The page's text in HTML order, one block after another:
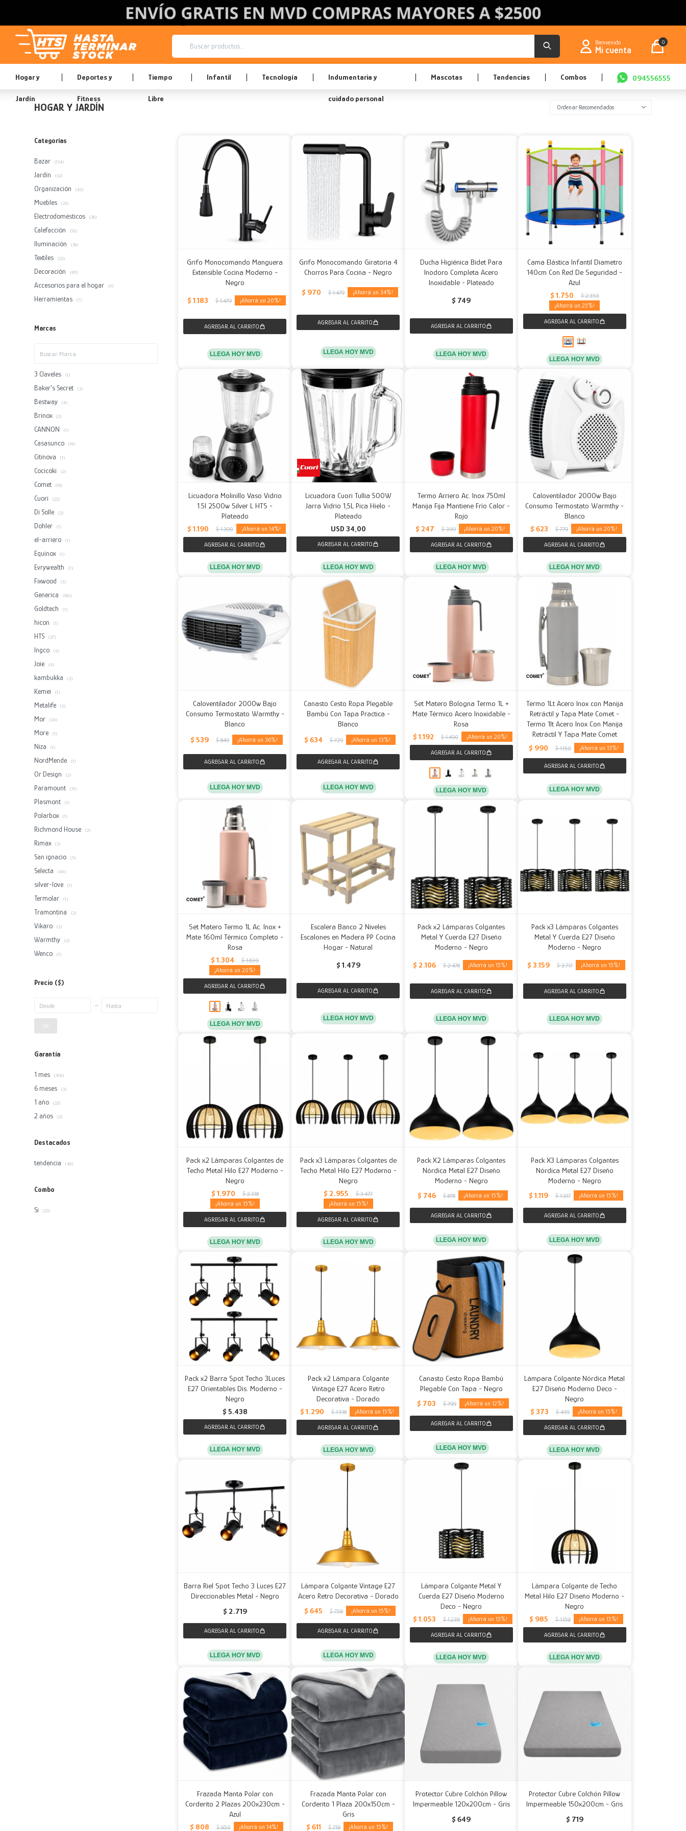
Hogar y
Jardín
Deportes y
Fitness
Tiempo
Libre
Infantil Tecnología Indumentaria y
cuidado personal
Mascotas Tendencias Combos 094556555
0
HOGAR Y JARDÍN Recomendados
Grifo Monocomando Manguera
Extensible Cocina Moderno -
Negro
$ 1.183 $ 1.479 20
LLEGA HOY MVD
Grifo Monocomando Giratoria 4
Chorros Para Cocina - Negro
$ 970 $ 1.479 34
LLEGA HOY MVD
Ducha Higiénica Bidet Para
Inodoro Completa Acero
Inoxidable - Plateado
$ 749
LLEGA HOY MVD
Cama Elástica Infantil Diametro
140cm Con Red De Seguridad -
Azul
$ 1.750 $ 2.350
25
LLEGA HOY MVD
Licuadora Molinillo Vaso Vidrio
1.5l 2500w Silver L HTS -
Plateado
$ 1.190 $ 1.390 14
LLEGA HOY MVD
Licuadora Cuori Tullia 500W
Jarra Vidrio 1,5L Pica Hielo -
Plateado
USD 34,00
LLEGA HOY MVD
Termo Arriero Ac. Inox 750ml
Manija Fija Mantiene Frío Calor -
Rojo
$ 247 $ 309 20
LLEGA HOY MVD
Caloventilador 2000w Bajo
Consumo Termostato Warmthy -
Blanco
$ 623 $ 779 20
LLEGA HOY MVD
Caloventilador 2000w Bajo
Consumo Termostato Warmthy -
Blanco
$ 539 $ 849 36
LLEGA HOY MVD
Canasto Cesto Ropa Plegable
Bambú Con Tapa Practica -
Blanco
$ 634 $ 729 13
LLEGA HOY MVD
Set Matero Bologna Termo 1L +
Mate Térmico Acero Inoxidable -
Rosa
$ 1.192 $ 1.490 20
LLEGA HOY MVD
Termo 1Lt Acero Inox con Manija
Retráctil y Tapa Mate Comet -
Termo 1lt Acero Inox Con Manija
Retráctil Y Tapa Mate Comet
$ 990 $ 1.150 13
LLEGA HOY MVD
Set Matero Termo 1L Ac. Inox +
Mate 160ml Térmico Completo -
Rosa
$ 1.304 $ 1.630
20
LLEGA HOY MVD
Escalera Banco 2 Niveles
Escalones en Madera PP Cocina
Hogar - Natural
$ 1.479
LLEGA HOY MVD
Pack x2 Lámparas Colgantes
Metal Y Cuerda E27 Diseño
Moderno - Negro
$ 2.106 $ 2.478 15
LLEGA HOY MVD
Pack x3 Lámparas Colgantes
Metal Y Cuerda E27 Diseño
Moderno - Negro
$ 3.159 $ 3.717 15
LLEGA HOY MVD
Pack x2 Lámparas Colgantes de
Techo Metal Hilo E27 Moderno -
Negro
$ 1.970 $ 2.318
15
LLEGA HOY MVD
Pack x3 Lámparas Colgantes de
Techo Metal Hilo E27 Moderno -
Negro
$ 2.955 $ 3.477
15
LLEGA HOY MVD
Pack X2 Lámparas Colgantes
Nórdica Metal E27 Diseño
Moderno - Negro
$ 746 $ 878 15
LLEGA HOY MVD
Pack X3 Lámparas Colgantes
Nórdica Metal E27 Diseño
Moderno - Negro
$ 1.119 $ 1.317 15
LLEGA HOY MVD
Pack x2 Barra Spot Techo 3Luces
E27 Orientables Dis. Moderno -
Negro
$ 5.438
LLEGA HOY MVD
Pack x2 Lámpara Colgante
Vintage E27 Acero Retro
Decorativa - Dorado
$ 1.290 $ 1.518 15
LLEGA HOY MVD
Canasto Cesto Ropa Bambú
Plegable Con Tapa - Negro
$ 703 $ 799 12
LLEGA HOY MVD
Lámpara Colgante Nórdica Metal
E27 Diseño Moderno Deco -
Negro
$ 373 $ 439 15
LLEGA HOY MVD
Barra Riel Spot Techo 3 Luces E27
Direccionables Metal - Negro
$ 2.719
LLEGA HOY MVD
Lámpara Colgante Vintage E27
Acero Retro Decorativa - Dorado
$ 645 $ 759 15
LLEGA HOY MVD
Lámpara Colgante Metal Y
Cuerda E27 Diseño Moderno
Deco - Negro
$ 1.053 $ 1.239 15
LLEGA HOY MVD
Lámpara Colgante de Techo
Metal Hilo E27 Diseño Moderno -
Negro
$ 985 $ 1.159 15
LLEGA HOY MVD
Frazada Manta Polar con
Corderito 2 Plazas 200x230cm -
Azul
$ 808 $ 950 14
Frazada Manta Polar con
Corderito 1 Plaza 200x150cm -
Gris
$ 611 $ 719 15
Protector Cubre Colchón Pillow
Impermeable 120x200cm - Gris
$ 649
Protector Cubre Colchón Pillow
Impermeable 150x200cm - Gris
$ 719
Categorías
Bazar (134)
Jardín (52)
Organización (42)
Muebles (25)
Electrodomésticos (28)
Calefacción (16)
Iluminación (38)
Textiles (23)
Decoración (69)
Accesorios para el hogar (9)
Herramientas (7)
Marcas
3 Claveles (1)
Baker's Secret (3)
Bestway (4)
Brinox (2)
CANNON (1)
Casasunco (18)
Citinova (1)
Cocicoki (2)
Comet (18)
Cuori (22)
Di Solle (2)
Dohler (1)
el-arriero (1)
Equinox (1)
Evrywealth (1)
Fixwood (5)
Generica (185)
Goldtech (1)
hicon (1)
HTS (27)
Ingco (6)
Joie (4)
kambukka (2)
Kemei (1)
Metalife (5)
Mor (24)
More (1)
Niza (1)
NordMende (1)
Or Design (2)
Paramount (31)
Plasmont (1)
Polarbox (1)
Richmond House (2)
Rimax (3)
San ignacio (5)
Selecta (46)
silver-love (1)
Termolar (1)
Tramontina (2)
Vikaro (3)
Warmthy (2)
Wenco (1)
Precio ($)
Garantía
1 mes (416)
6 meses (3)
1 año (22)
2 años (2)
Destacados
tendencia (48)
Combo
Si (23)